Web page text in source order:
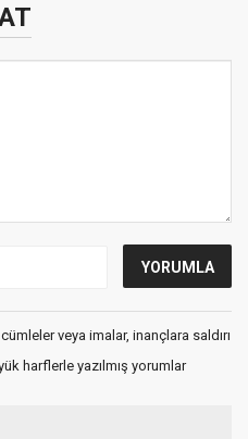
veya imalar, inançlara saldırı
harflerle yazılmış yorumlar